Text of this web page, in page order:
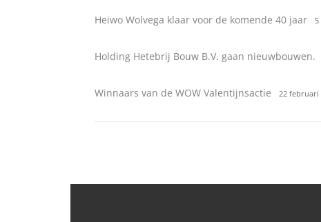
Heiwo Wolvega klaar voor de komende 40 jaar
Holding Hetebrij Bouw B.V. gaan nieuwbouwen.
Winnaars van de WOW Valentijnsactie 22 februari